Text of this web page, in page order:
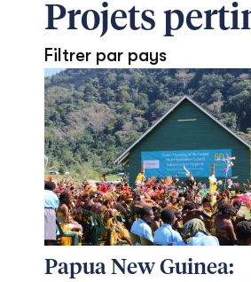
Projets
Filtrer par pays
Papua New Guinea: